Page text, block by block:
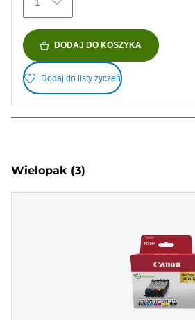
DODAJ DO KOSZYKA
Dodaj do listy życzeń
Wielopak (3)